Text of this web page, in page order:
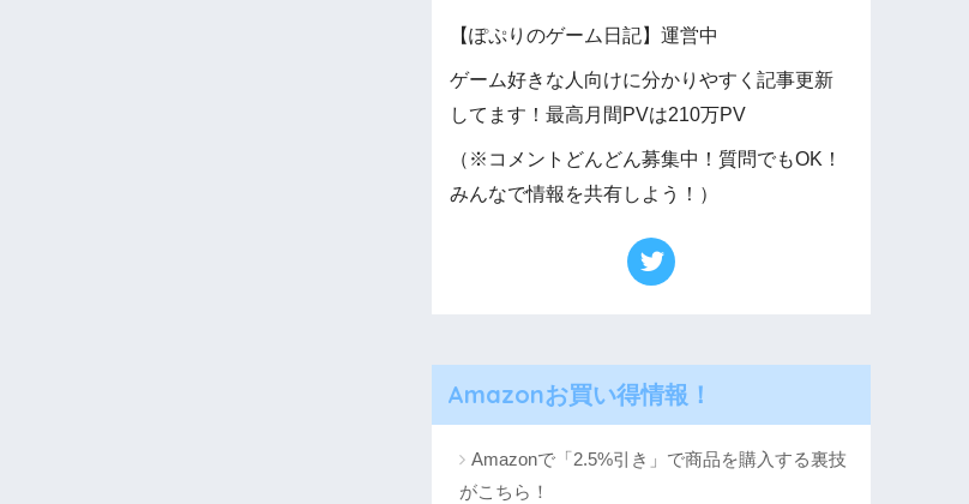
【ぽぷりのゲーム日記】運営中
ゲーム好きな人向けに分かりやすく記事更新
してます！最高月間PVは210万PV
（※コメントどんどん募集中！質問でもOK！
みんなで情報を共有しよう！）
Amazonお買い得情報！
Amazonで「2.5%引き」で商品を購入する裏技
がこちら！